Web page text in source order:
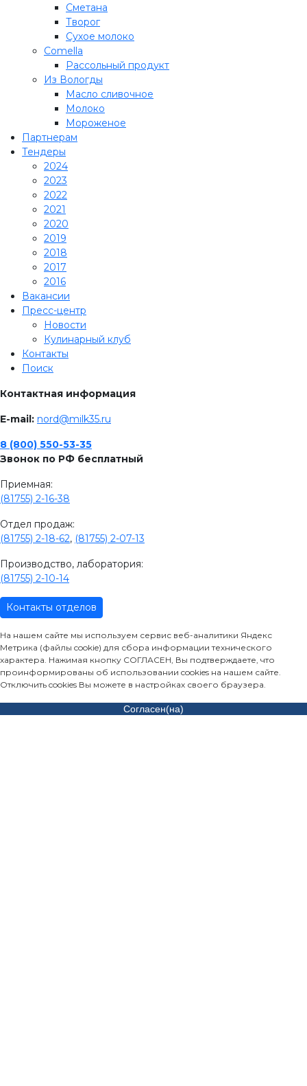
Сметана
Творог
Сухое молоко
Comеlla
Рассольный продукт
Из Вологды
Масло сливочное
Молоко
Мороженое
Партнерам
Тендеры
2024
2023
2022
2021
2020
2019
2018
2017
2016
Вакансии
Пресс-центр
Новости
Кулинарный клуб
Контакты
Поиск
Контактная информация
E-mail: nord@milk35.ru
8 (800) 550-53-35
Звонок по РФ бесплатный
Приемная:
(81755) 2-16-38
Отдел продаж:
(81755) 2-18-62, (81755) 2-07-13
Производство, лаборатория:
(81755) 2-10-14
Контакты отделов
На нашем сайте мы используем сервис веб-аналитики Яндекс
Метрика (файлы cookie) для сбора информации технического
характера. Нажимая кнопку СОГЛАСЕН, Вы подтверждаете, что
проинформированы об использовании cookies на нашем сайте.
Отключить cookies Вы можете в настройках своего браузера.
Согласен(на)